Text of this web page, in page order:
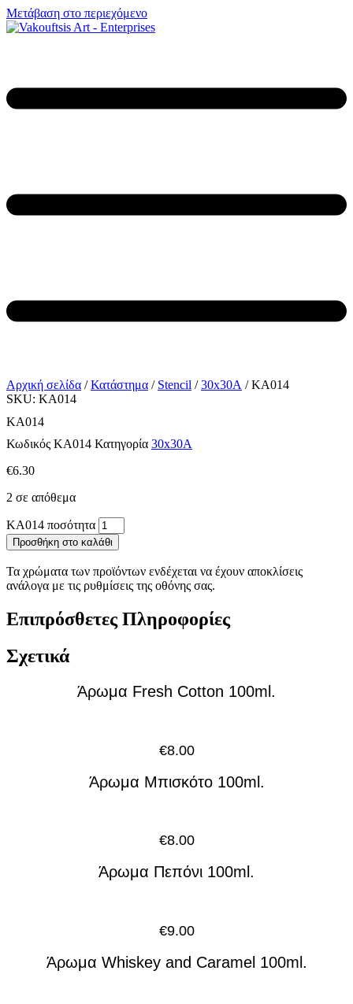
Μετάβαση στο περιεχόμενο
Αρχική σελίδα /Κατάστημα / Stencil /30x30A / KA014
SKU: KA014
KA014
Κωδικός KA014 Κατηγορία 30x30A
€6.30
2 σε απόθεμα
KA014 ποσότητα
Προσθήκη στο καλάθι
Τα χρώματα των προϊόντων ενδέχεται να έχουν αποκλίσεις
ανάλογα με τις ρυθμίσεις της οθόνης σας.
Επιπρόσθετες Πληροφορίες
Σχετικά
Άρωμα Fresh Cotton 100ml.
€8.00
Άρωμα Μπισκότο 100ml.
€8.00
Άρωμα Πεπόνι 100ml.
€9.00
Άρωμα Whiskey and Caramel 100ml.